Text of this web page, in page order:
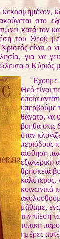
στο
κατά τον
του Θεού
είναι ο
για να
ο Κύριός
Έχουμε
Θεό είναι
οποία
υπερβούμε
θάνατο, να
βοηθά στις
όταν
περιόδους
αίσθηση
εξωτερική
θρησκεία
καλύτερος,
κοινωνικά
μάθαμε,
την πίεση
τυπική
ημέρες